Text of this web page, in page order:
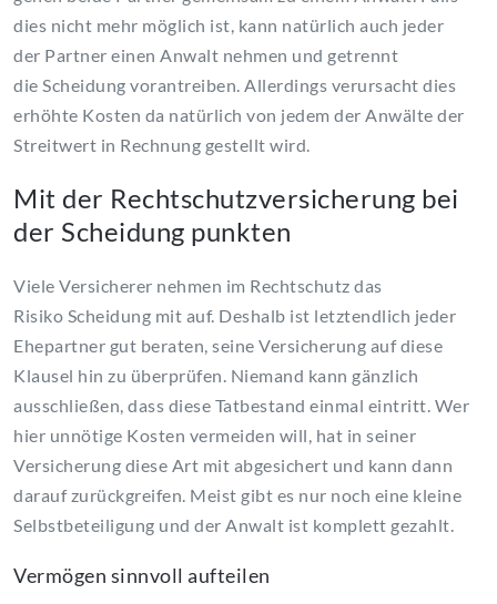
dies nicht mehr möglich ist, kann natürlich auch jeder
der Partner einen Anwalt nehmen und getrennt
die Scheidung vorantreiben. Allerdings verursacht dies
erhöhte Kosten da natürlich von jedem der Anwälte der
Streitwert in Rechnung gestellt wird.
Mit der Rechtschutzversicherung bei
der Scheidung punkten
Viele Versicherer nehmen im Rechtschutz das
Risiko Scheidung mit auf. Deshalb ist letztendlich jeder
Ehepartner gut beraten, seine Versicherung auf diese
Klausel hin zu überprüfen. Niemand kann gänzlich
ausschließen, dass diese Tatbestand einmal eintritt. Wer
hier unnötige Kosten vermeiden will, hat in seiner
Versicherung diese Art mit abgesichert und kann dann
darauf zurückgreifen. Meist gibt es nur noch eine kleine
Selbstbeteiligung und der Anwalt ist komplett gezahlt.
Vermögen sinnvoll aufteilen